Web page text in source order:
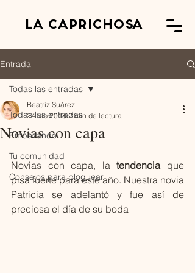
LA CAPRICHOSA
Entrada
Todas las entradas
Empezando
Tu comunidad
Consejos para bloguear
Todas las entradas
Novias con capa
Beatriz Suárez
24 feb 2018 2 min de lectura
Novias con capa, la tendencia que
pisa fuerte para este año. Nuestra novia
Patricia se adelantó y fue así de
preciosa el día de su boda